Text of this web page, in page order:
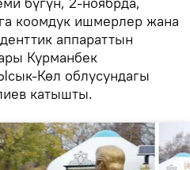
коомдук ишмерлер жана
аппараттын
Курманбек
Көл облусундагы
катышты.